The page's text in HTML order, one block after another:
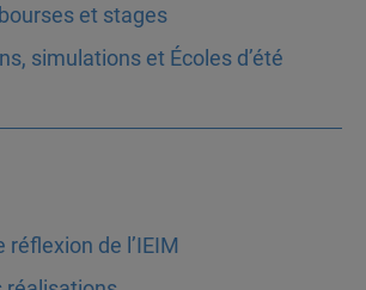
et stages
simulations et Écoles d’été
réflexion de l’IEIM